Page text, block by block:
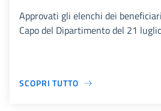
Approvati gli elenchi dei
Capo del Dipartimento del 21
SCOPRI TUTTO